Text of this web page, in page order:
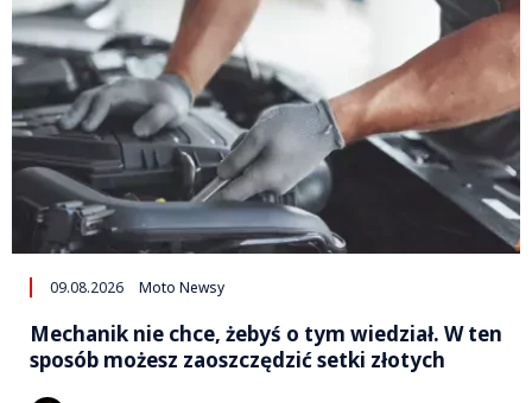
09.08.2026 Moto Newsy
Mechanik nie chce, żebyś o tym wiedział. W ten
sposób możesz zaoszczędzić setki złotych